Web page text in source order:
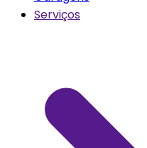
Serviços